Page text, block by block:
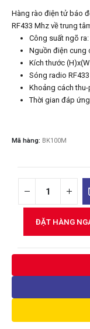
Hàng rào điện tử báo
RF433 Mhz về trung
Công suất ngõ ra:
Nguồn điện cung
Kích thước
Sóng radio
Khoảng cách thu-
Thời gian đáp
Mã hàng: BK100M
ĐẶT HÀNG